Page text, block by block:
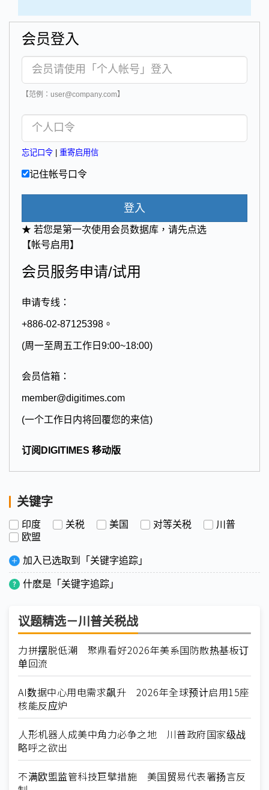
会员登入
【范例：user@company.com】
忘记口令 重寄启用信
记住帐号口令
登入
★ 若您是第一次使用会员数据库，请先点选
【帐号启用】
会员服务申请/试用
申请专线：
+886-02-87125398。
(周一至周五工作日9:00~18:00)
会员信箱：
member@digitimes.com
(一个工作日内将回覆您的来信)
订阅DIGITIMES 移动版
关键字
印度 关税 美国 对等关税
川普
欧盟
加入已选取到「关键字追踪」
什麽是「关键字追踪」
议题精选－川普关税战
力拼摆脱低潮 聚鼎看好2026年美系国防散热基板订
单回流
AI数据中心用电需求飙升 2026年全球预计启用15座
核能反应炉
人形机器人成美中角力必争之地 川普政府国家级战
略呼之欲出
不满欧盟监管科技巨擘措施 美国贸易代表署扬言反